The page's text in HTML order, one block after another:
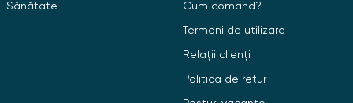
Sănătate Cum comand?
Termeni de utilizare
Relații clienți
Politica de retur